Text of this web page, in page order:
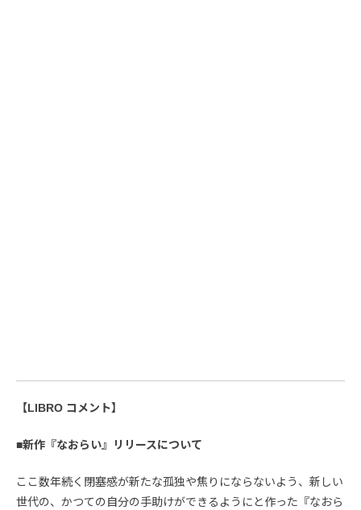
【LIBRO コメント】
■新作『なおらい』リリースについて
ここ数年続く閉塞感が新たな孤独や焦りにならないよう、新しい
世代の、かつての自分の手助けができるようにと作った『なおら